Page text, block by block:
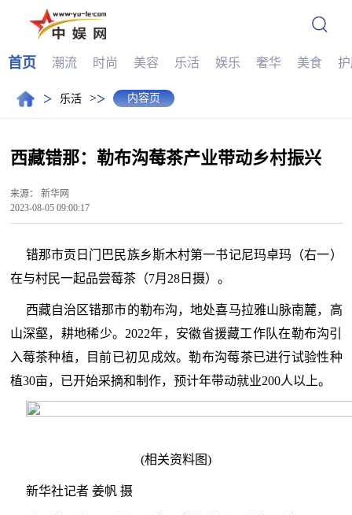
首页 潮流 时尚 美容 乐活 娱乐 奢华 美食
> 乐活 >> 内容页
西藏错那：勒布沟莓茶产业带动乡村振兴
来源： 新华网
2023-08-05 09:00:17
错那市贡日门巴民族乡斯木村第一书记尼玛卓玛（右一）
在与村民一起品尝莓茶（7月28日摄）。
西藏自治区错那市的勒布沟，地处喜马拉雅山脉南麓，高
山深壑，耕地稀少。2022年，安徽省援藏工作队在勒布沟引
入莓茶种植，目前已初见成效。勒布沟莓茶已进行试验性种
植30亩，已开始采摘和制作，预计年带动就业200人以上。
(相关资料图)
新华社记者 姜帆 摄